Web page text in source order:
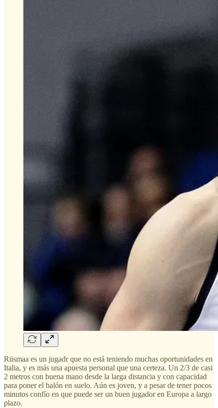
Riismaa es un jugadr que no está teniendo muchas oportunidades en
Italia, y es más una apuesta personal que una certeza. Un 2/3 de casi
2 metros con buena mano desde la larga distancia y con capacidad
para poner el balón en suelo. Aún es joven, y a pesar de tener pocos
minutos confío en que puede ser un buen jugador en Europa a largo
plazo.